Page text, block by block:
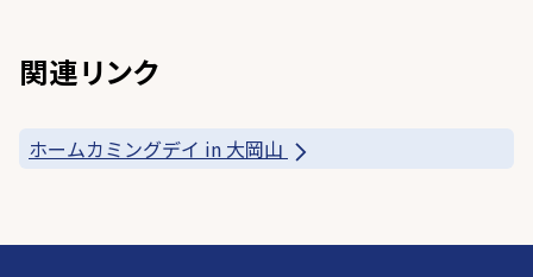
関連リンク
ホームカミングデイ in 大岡山